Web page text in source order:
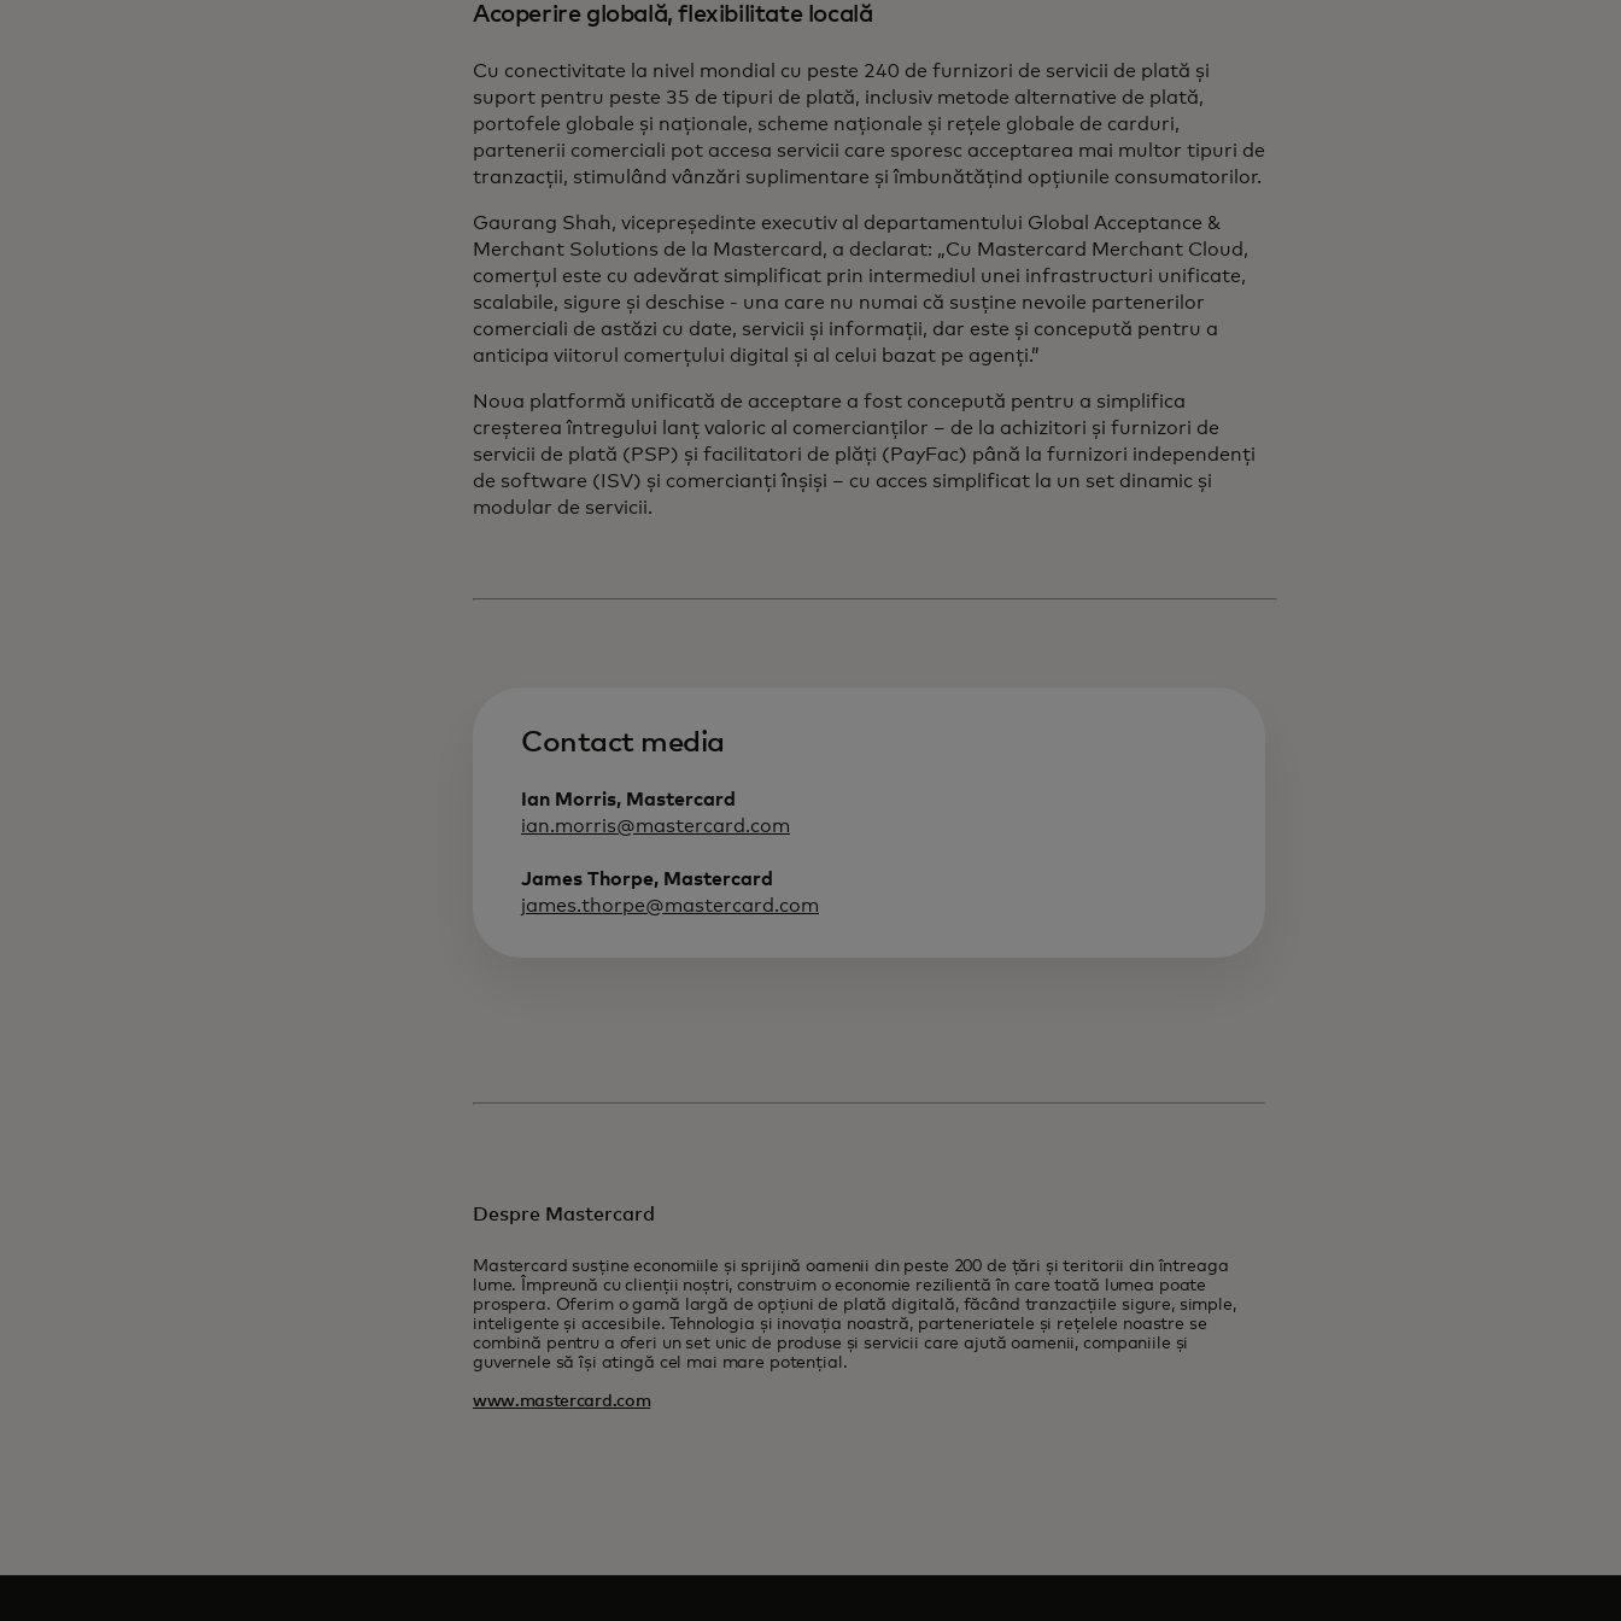
Acoperire globală, flexibilitate locală
Cu conectivitate la nivel mondial cu peste 240 de furnizori de servicii de plată și
suport pentru peste 35 de tipuri de plată, inclusiv metode alternative de plată,
portofele globale și naționale, scheme naționale și rețele globale de carduri,
partenerii comerciali pot accesa servicii care sporesc acceptarea mai multor tipuri de
tranzacții, stimulând vânzări suplimentare și îmbunătățind opțiunile consumatorilor.
Gaurang Shah, vicepreședinte executiv al departamentului Global Acceptance &
Merchant Solutions de la Mastercard, a declarat: „Cu Mastercard Merchant Cloud,
comerțul este cu adevărat simplificat prin intermediul unei infrastructuri unificate,
scalabile, sigure și deschise - una care nu numai că susține nevoile partenerilor
comerciali de astăzi cu date, servicii și informații, dar este și concepută pentru a
anticipa viitorul comerțului digital și al celui bazat pe agenți.”
Noua platformă unificată de acceptare a fost concepută pentru a simplifica
creșterea întregului lanț valoric al comercianților – de la achizitori și furnizori de
servicii de plată (PSP) și facilitatori de plăți (PayFac) până la furnizori independenți
de software (ISV) și comercianți înșiși – cu acces simplificat la un set dinamic și
modular de servicii.
Contact media
Ian Morris, Mastercard
ian.morris@mastercard.com
James Thorpe, Mastercard
james.thorpe@mastercard.com
Despre Mastercard
Mastercard susține economiile și sprijină oamenii din peste 200 de țări și teritorii din întreaga
lume. Împreună cu clienții noștri, construim o economie rezilientă în care toată lumea poate
prospera. Oferim o gamă largă de opțiuni de plată digitală, făcând tranzacțiile sigure, simple,
inteligente și accesibile. Tehnologia și inovația noastră, parteneriatele și rețelele noastre se
combină pentru a oferi un set unic de produse și servicii care ajută oamenii, companiile și
guvernele să își atingă cel mai mare potențial.
www.mastercard.com